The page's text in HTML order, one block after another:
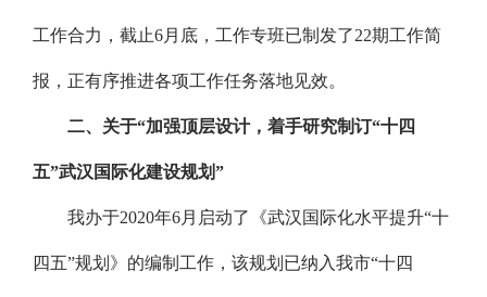
工作合力，截止6月底，工作专班已制发了22期工作简
报，正有序推进各项工作任务落地见效。
二、关于“加强顶层设计，着手研究制订“十四
五”武汉国际化建设规划”
我办于2020年6月启动了《武汉国际化水平提升“十
四五”规划》的编制工作，该规划已纳入我市“十四